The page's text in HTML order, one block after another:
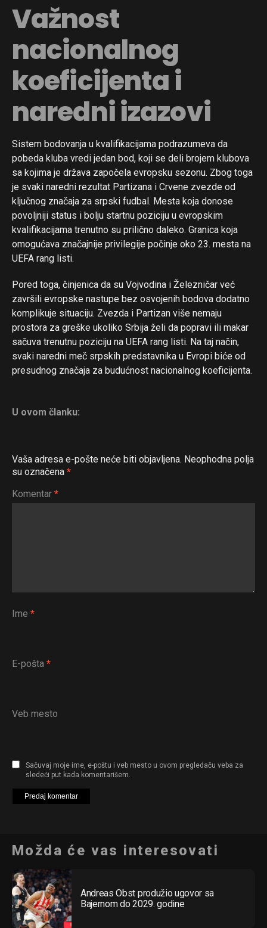
Važnost
nacionalnog
koeficijenta i
naredni izazovi
Sistem bodovanja u kvalifikacijama podrazumeva da
pobeda kluba vredi jedan bod, koji se deli brojem klubova
sa kojima je država započela evropsku sezonu. Zbog toga
je svaki naredni rezultat Partizana i Crvene zvezde od
ključnog značaja za srpski fudbal. Mesta koja donose
povoljniji status i bolju startnu poziciju u evropskim
kvalifikacijama trenutno su prilično daleko. Granica koja
omogućava značajnije privilegije počinje oko 23. mesta na
UEFA rang listi.
Pored toga, činjenica da su Vojvodina i Železničar već
završili evropske nastupe bez osvojenih bodova dodatno
komplikuje situaciju. Zvezda i Partizan više nemaju
prostora za greške ukoliko Srbija želi da popravi ili makar
sačuva trenutnu poziciju na UEFA rang listi. Na taj način,
svaki naredni meč srpskih predstavnika u Evropi biće od
presudnog značaja za budućnost nacionalnog koeficijenta.
U ovom članku:
Vaša adresa e-pošte neće biti objavljena. Neophodna polja
su označena *
Komentar *
Ime *
E-pošta *
Veb mesto
Sačuvaj moje ime, e-poštu i veb mesto u ovom pregledaču veba za
sledeći put kada komentarišem.
Možda će vas interesovati
Andreas Obst produžio ugovor sa
Bajernom do 2029. godine
Flipboard
Reddit
Pinterest
Whatsapp